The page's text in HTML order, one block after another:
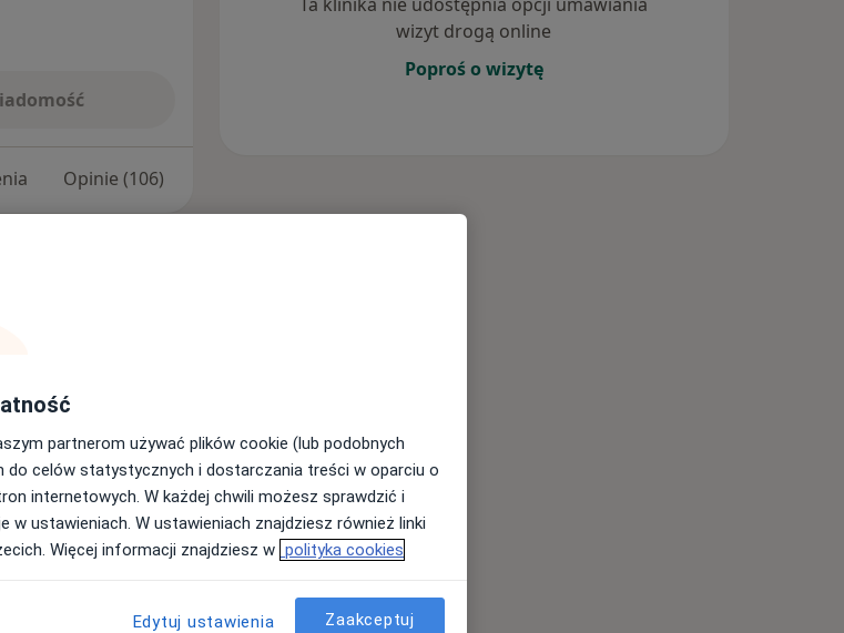
Opinie (106)
jelita
Crohna +8a11y_sr_more_diseases
wizyt drogą online
Poproś o wizytę
partnerom używać plików cookie (lub podobnych
do celów statystycznych i dostarczania treści w oparciu o
internetowych. W każdej chwili możesz sprawdzić i
w ustawieniach. W ustawieniach znajdziesz również linki
Więcej informacji znajdziesz w polityka cookies
Edytuj ustawienia Zaakceptuj